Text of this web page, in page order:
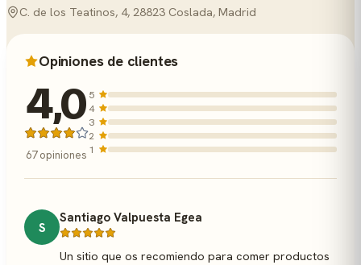
C. de los Teatinos, 4, 28823 Coslada, Madrid
Opiniones de clientes
4,0
67 opiniones
5
4
3
2
1
S
Santiago Valpuesta Egea
Un sitio que os recomiendo para comer productos